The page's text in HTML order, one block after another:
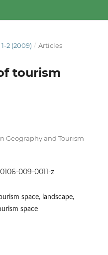
2 (2009) / Articles
tourism
Geography and Tourism
009-0011-z
space, landscape,
space